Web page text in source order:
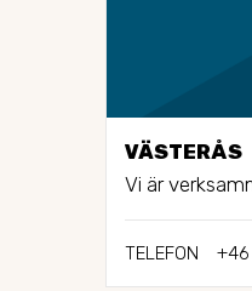
VÄSTERÅS
Vi är
TELEFON +46